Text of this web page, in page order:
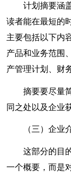
计划摘要涵
读者能在最短的
主要包括以下内
产品和业务范围
产管理计划、财
摘要要尽量
同之处以及企业
（三）企业
这部分的目
一个概要，而是